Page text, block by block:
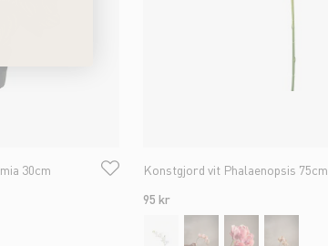
30cm
Konstgjord vit Phalaenopsis 75cm
95 kr